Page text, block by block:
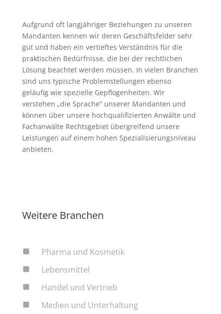
Aufgrund oft langjähriger Beziehungen zu unseren
Mandanten kennen wir deren Geschäftsfelder sehr
gut und haben ein vertieftes Verständnis für die
praktischen Bedürfnisse, die bei der rechtlichen
Lösung beachtet werden müssen. In vielen Branchen
sind uns typische Problemstellungen ebenso
geläufig wie spezielle Gepflogenheiten. Wir
verstehen „die Sprache“ unserer Mandanten und
können über unsere hochqualifizierten Anwälte und
Fachanwälte Rechtsgebiet übergreifend unsere
Leistungen auf einem hohen Spezialisierungsniveau
anbieten.
Weitere Branchen
^ Pharma und Kosmetik
^ Lebensmittel
^ Handel und Vertrieb
^ Medien und Unterhaltung